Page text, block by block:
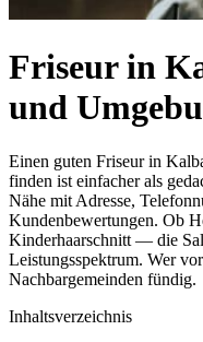
Friseur in
und
Einen guten Friseur in
finden ist einfacher als
Nähe mit Adresse,
Kundenbewertungen. Ob
Kinderhaarschnitt — die
Leistungsspektrum. Wer
Nachbargemeinden fündig.
Inhaltsverzeichnis